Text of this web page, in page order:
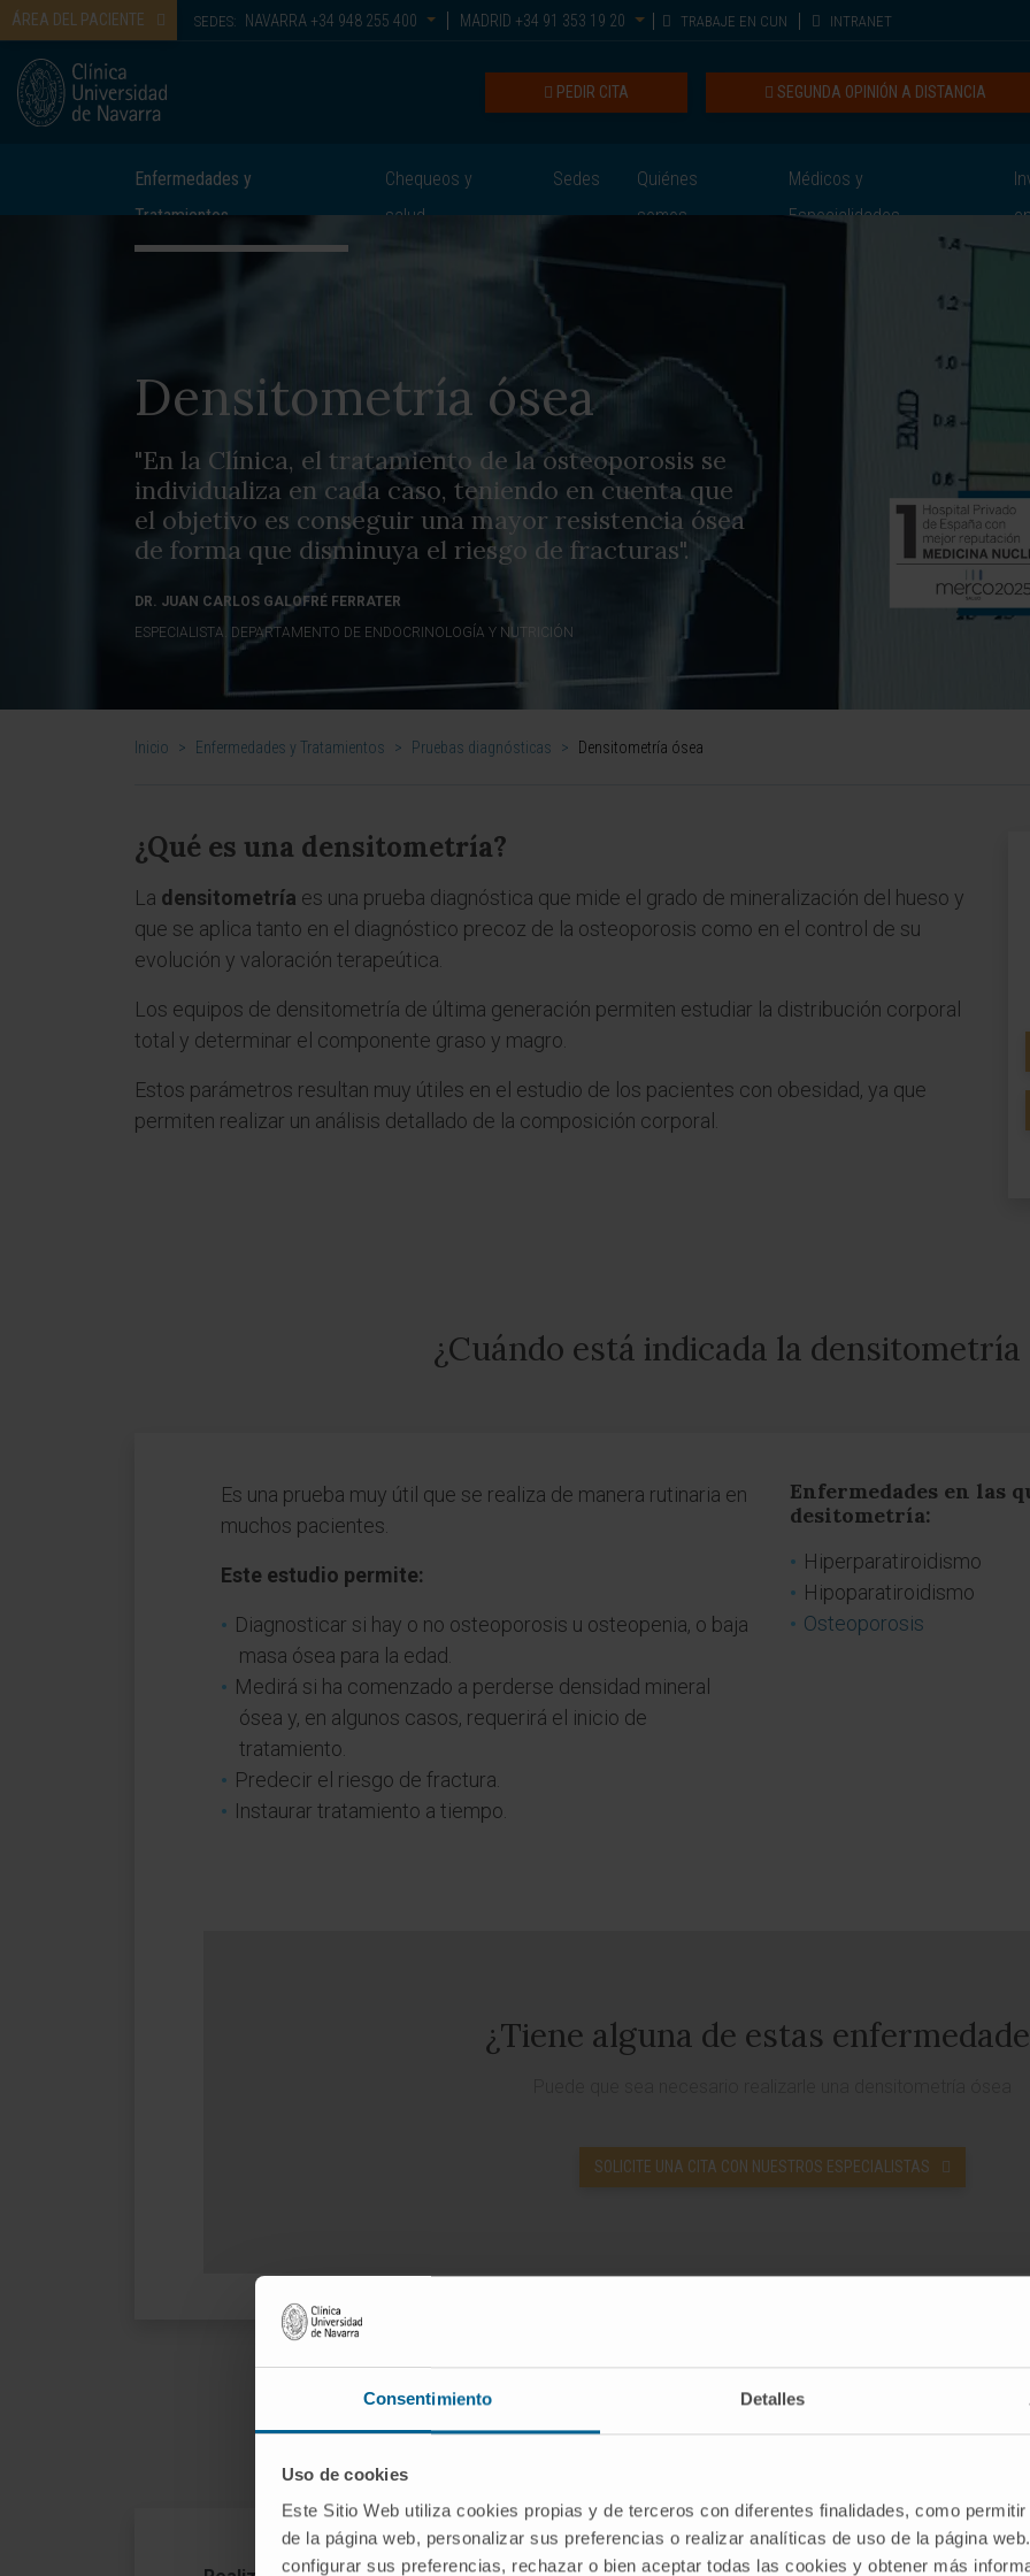
Consentimiento Detalles
Uso de cookies
Este Sitio Web utiliza cookies propias y de terceros con diferentes finalidades, como
de la página web, personalizar sus preferencias o realizar analíticas de uso de la página
configurar sus preferencias, rechazar o bien aceptar todas las cookies y obtener más
ÁREA DEL PACIENTE SEDES: NAVARRA +34 948 255 400 MADRID +34 91 353 19 20 TRABAJE EN CUN INTRANET
SEGUNDA OPINIÓN A DISTANCIA
PEDIR CITA
Enfermedades y
Tratamientos
Chequeos y
salud
Sedes
Quiénes
somos
Médicos y
Especialidades
Densitometría ósea
"En la Clínica, el tratamiento de la osteoporosis se
individualiza en cada caso, teniendo en cuenta que
el objetivo es conseguir una mayor resistencia ósea
de forma que disminuya el riesgo de fracturas".
DR. JUAN CARLOS GALOFRÉ FERRATER
ESPECIALISTA. DEPARTAMENTO DE ENDOCRINOLOGÍA Y NUTRICIÓN
Inicio > Enfermedades y Tratamientos > Pruebas diagnósticas > Densitometría ósea
¿Qué es una densitometría?
La densitometría es una prueba diagnóstica que mide el grado de mineralización del hueso y
que se aplica tanto en el diagnóstico precoz de la osteoporosis como en el control de su
evolución y valoración terapeútica.
Los equipos de densitometría de última generación permiten estudiar la distribución corporal
total y determinar el componente graso y magro.
Estos parámetros resultan muy útiles en el estudio de los pacientes con obesidad, ya que
permiten realizar un análisis detallado de la composición corporal.
¿Cuándo está indicada la densitometría
Es una prueba muy útil que se realiza de manera rutinaria en
muchos pacientes.
Este estudio permite:
Diagnosticar si hay o no osteoporosis u osteopenia, o baja
masa ósea para la edad.
Medirá si ha comenzado a perderse densidad mineral
ósea y, en algunos casos, requerirá el inicio de
tratamiento.
Predecir el riesgo de fractura.
Instaurar tratamiento a tiempo.
Enfermedades en las
desitometría:
Hiperparatiroidismo
Hipoparatiroidismo
Osteoporosis
¿Tiene alguna de estas
SOLICITE UNA CITA CON NUESTROS ESPECIALISTAS
¿Cómo se realiza la densitometría
Realización de la densitometría